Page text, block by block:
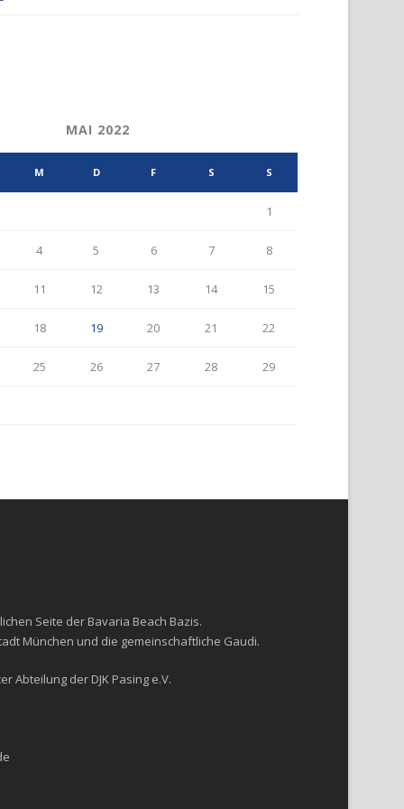
MAI 2022
M D F S S
1
4 5 6 7 8
11 12 13 14 15
18 19 20 21 22
25 26 27 28 29
Seite der Bavaria Beach Bazis.
München und die gemeinschaftliche Gaudi.
Abteilung der DJK Pasing e.V.